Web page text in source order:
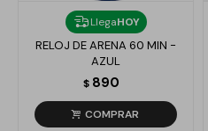
LlegaHOY
RELOJ DE ARENA 60 MIN -
AZUL
$ 890